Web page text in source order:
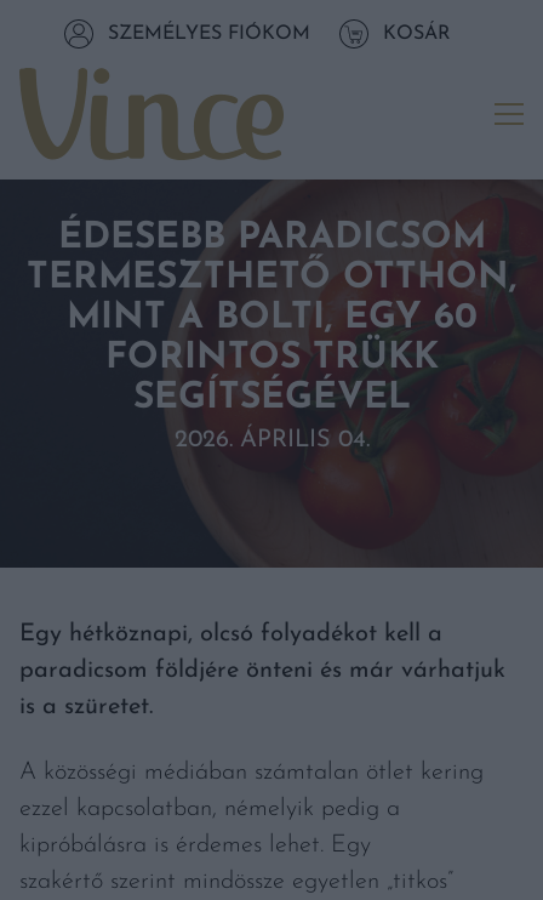
Tovább a tartalomhozSZEMÉLYES FIÓKOM KOSÁR
ÉDESEBB PARADICSOM
TERMESZTHETŐ OTTHON,
MINT A BOLTI, EGY 60
FORINTOS TRÜKK
SEGÍTSÉGÉVEL
2026. ÁPRILIS 04.
Egy hétköznapi, olcsó folyadékot kell a
paradicsom földjére önteni és már várhatjuk
is a szüretet.
A közösségi médiában számtalan ötlet kering
ezzel kapcsolatban, némelyik pedig a
kipróbálásra is érdemes lehet. Egy
szakértő szerint mindössze egyetlen „titkos”